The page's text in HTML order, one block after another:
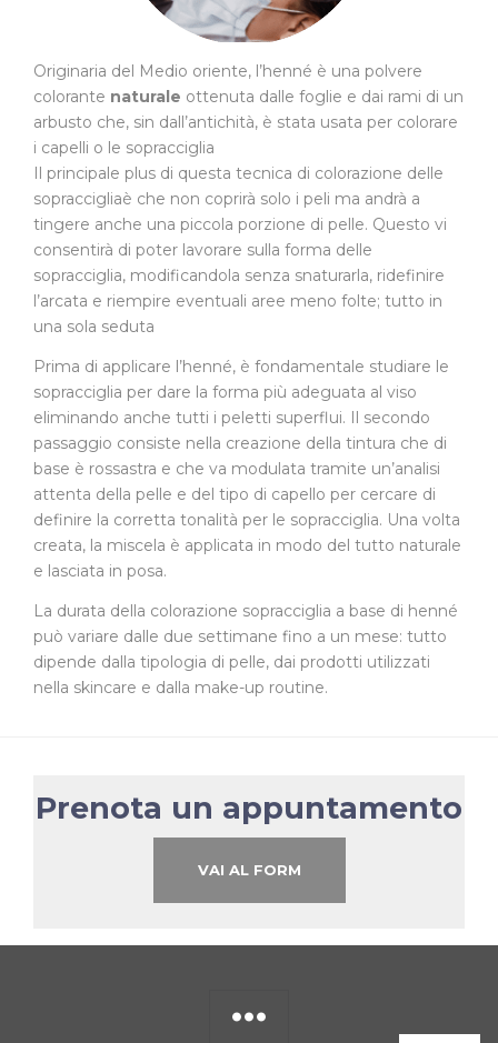
Originaria del Medio oriente, l’henné è una polvere
colorante naturale ottenuta dalle foglie e dai rami di un
arbusto che, sin dall’antichità, è stata usata per colorare
i capelli o le sopracciglia
Il principale plus di questa tecnica di colorazione delle
sopraccigliaè che non coprirà solo i peli ma andrà a
tingere anche una piccola porzione di pelle. Questo vi
consentirà di poter lavorare sulla forma delle
sopracciglia, modificandola senza snaturarla, ridefinire
l’arcata e riempire eventuali aree meno folte; tutto in
una sola seduta
Prima di applicare l’henné, è fondamentale studiare le
sopracciglia per dare la forma più adeguata al viso
eliminando anche tutti i peletti superflui. Il secondo
passaggio consiste nella creazione della tintura che di
base è rossastra e che va modulata tramite un’analisi
attenta della pelle e del tipo di capello per cercare di
definire la corretta tonalità per le sopracciglia. Una volta
creata, la miscela è applicata in modo del tutto naturale
e lasciata in posa.
La durata della colorazione sopracciglia a base di henné
può variare dalle due settimane fino a un mese: tutto
dipende dalla tipologia di pelle, dai prodotti utilizzati
nella skincare e dalla make-up routine.
Prenota un appuntamento
VAI AL FORM